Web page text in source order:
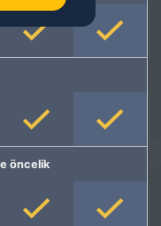
öncelik